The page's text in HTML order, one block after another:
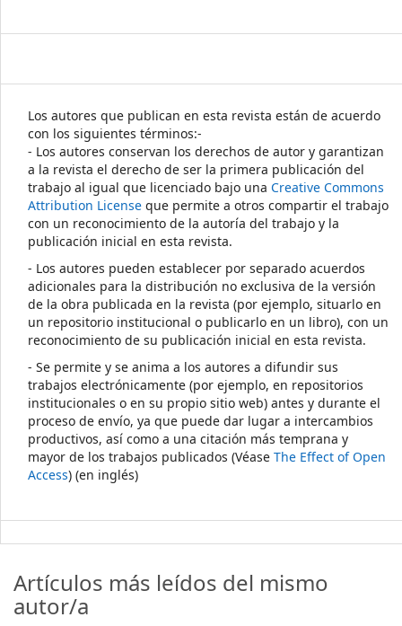
Los autores que publican en esta revista están de acuerdo
con los siguientes términos:-
- Los autores conservan los derechos de autor y garantizan
a la revista el derecho de ser la primera publicación del
trabajo al igual que licenciado bajo una Creative Commons
Attribution License que permite a otros compartir el trabajo
con un reconocimiento de la autoría del trabajo y la
publicación inicial en esta revista.
- Los autores pueden establecer por separado acuerdos
adicionales para la distribución no exclusiva de la versión
de la obra publicada en la revista (por ejemplo, situarlo en
un repositorio institucional o publicarlo en un libro), con un
reconocimiento de su publicación inicial en esta revista.
- Se permite y se anima a los autores a difundir sus
trabajos electrónicamente (por ejemplo, en repositorios
institucionales o en su propio sitio web) antes y durante el
proceso de envío, ya que puede dar lugar a intercambios
productivos, así como a una citación más temprana y
mayor de los trabajos publicados (Véase The Effect of Open
Access) (en inglés)
Artículos más leídos del mismo
autor/a